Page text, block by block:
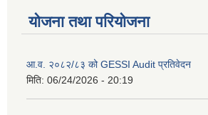
योजना तथा परियोजना
आ.व. २०८२/८३ को GESSI Audit प्रतिवेदन
मिति: 06/24/2026 - 20:19